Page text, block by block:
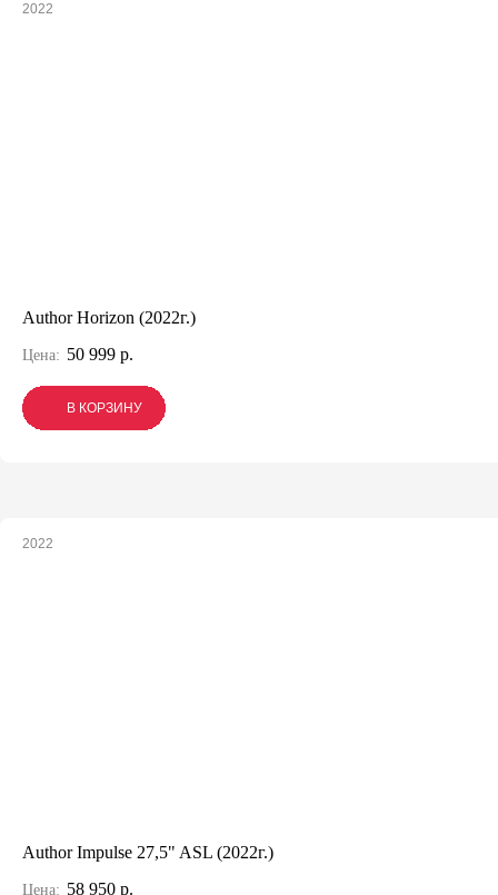
2022
Author Horizon (2022г.)
Цена: 50 999 р.
В КОРЗИНУ
В КОРЗИНУ
В КОРЗИНУ
2022
Author Impulse 27,5" ASL (2022г.)
Цена: 58 950 р.